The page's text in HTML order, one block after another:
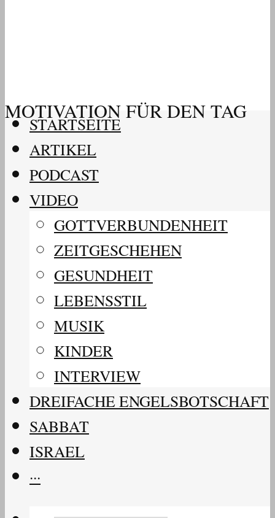
MOTIVATION FÜR DEN TAG
STARTSEITE
ARTIKEL
PODCAST
VIDEO
GOTTVERBUNDENHEIT
ZEITGESCHEHEN
GESUNDHEIT
LEBENSSTIL
MUSIK
KINDER
INTERVIEW
DREIFACHE ENGELSBOTSCHAFT
SABBAT
ISRAEL
···